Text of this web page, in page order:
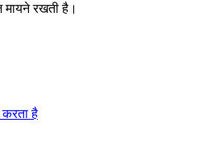
मायने रखती है।
है